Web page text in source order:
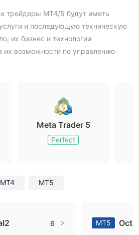
трейдеры MT4/5 будут иметь
и последующую техническую
их бизнес и технологии
их возможности по управлению
Meta Trader 5
Perfect
MT4 MT5
6 MT5